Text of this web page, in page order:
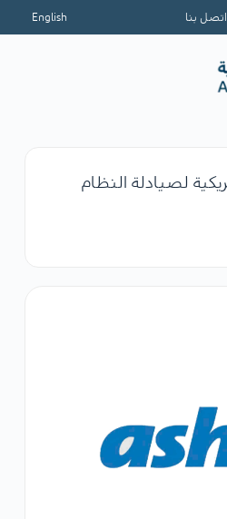
اتصل بنا English
لصيادلة النظام